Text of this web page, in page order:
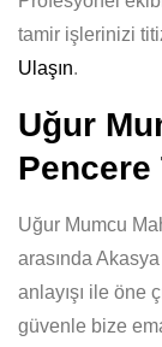
tamir işlerinizi
Ulaşın.
Uğur
Pencere
Uğur Mumcu
arasında
anlayışı ile öne
güvenle bize